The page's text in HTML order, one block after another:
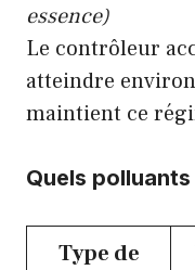
essence)
Le contrôleur
atteindre
maintient ce
Quels
Type de